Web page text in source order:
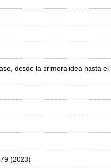
desde la primera idea hasta el
(2023)